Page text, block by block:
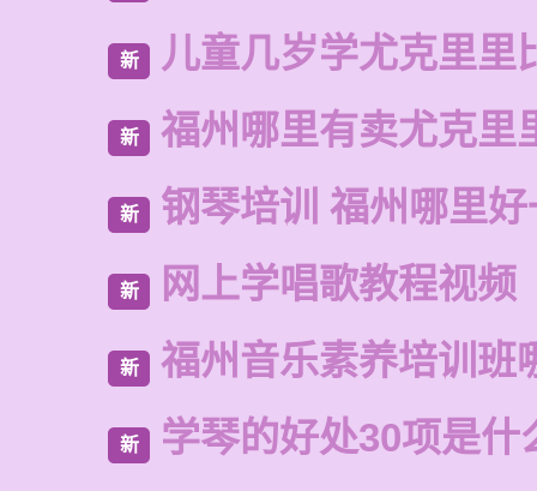
新 儿童几岁学尤克里里
新 福州哪里有卖尤克里
新 钢琴培训 福州哪里
新 网上学唱歌教程视频
新 福州音乐素养培训班
新 学琴的好处30项是什